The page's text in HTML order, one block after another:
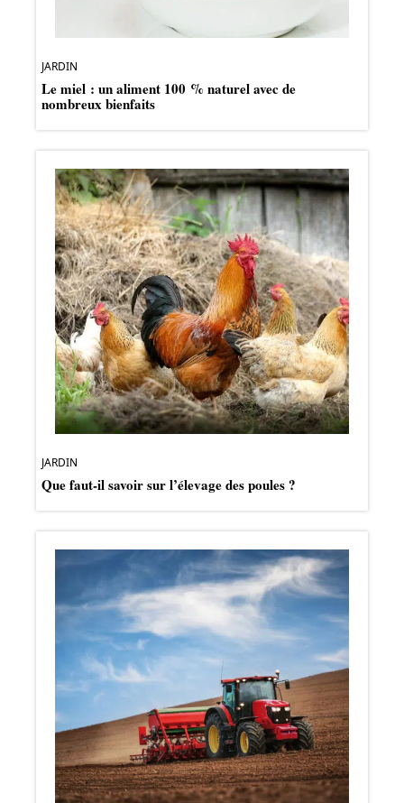
JARDIN
Le miel : un aliment 100 % naturel avec de
nombreux bienfaits
JARDIN
Que faut-il savoir sur l’élevage des poules ?